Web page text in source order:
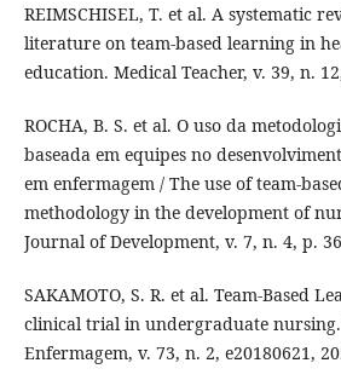
REIMSCHISEL, T. et al. A systematic
literature on team-based learning in
education. Medical Teacher, v. 39, n.
ROCHA, B. S. et al. O uso da
baseada em equipes no
em enfermagem / The use of team-
methodology in the development of
Journal of Development, v. 7, n. 4, p.
SAKAMOTO, S. R. et al. Team-Based
clinical trial in undergraduate nursing.
Enfermagem, v. 73, n. 2, e20180621,